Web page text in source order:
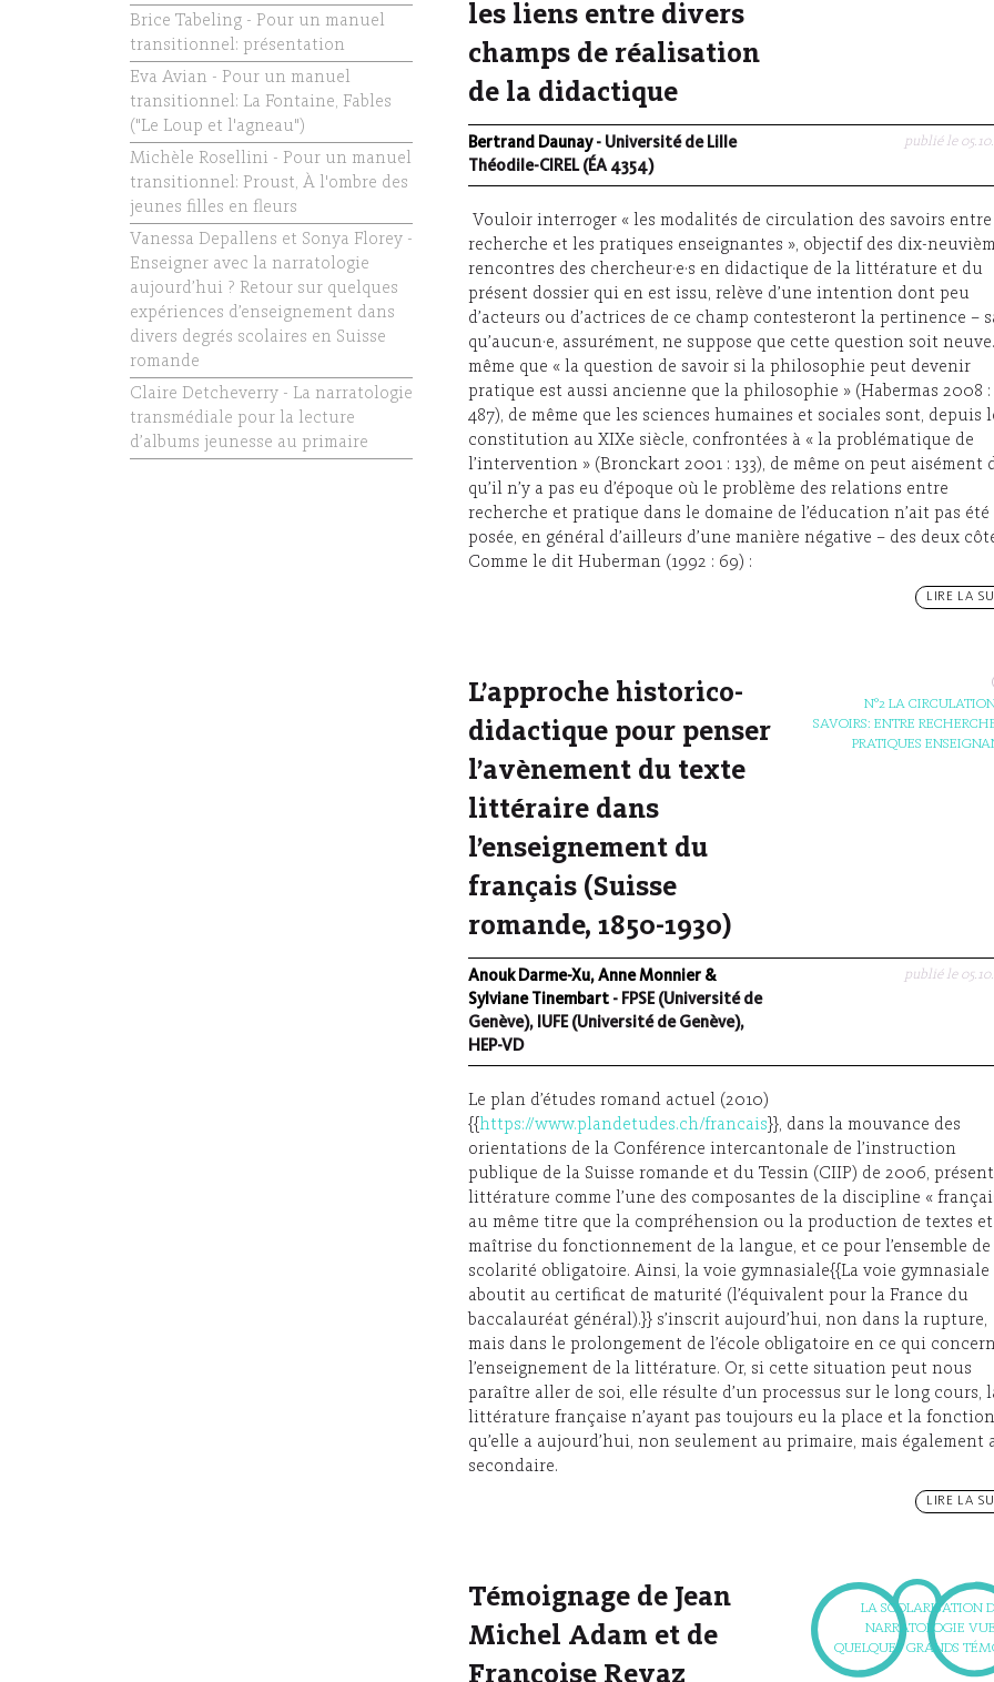
Brice Tabeling - Pour un manuel
transitionnel: présentation
Eva Avian - Pour un manuel
transitionnel: La Fontaine, Fables
("Le Loup et l'agneau")
Michèle Rosellini - Pour un manuel
transitionnel: Proust, À l'ombre des
jeunes filles en fleurs
Vanessa Depallens et Sonya Florey -
Enseigner avec la narratologie
aujourd’hui ? Retour sur quelques
expériences d’enseignement dans
divers degrés scolaires en Suisse
romande
Claire Detcheverry - La narratologie
transmédiale pour la lecture
d’albums jeunesse au primaire
les liens entre divers
champs de réalisation
de la didactique
Bertrand Daunay- Université de Lille
Théodile-CIREL (ÉA 4354)
publié le
Vouloir interroger « les modalités de circulation des savoirs
recherche et les pratiques enseignantes », objectif des dix-
rencontres des chercheur·e·s en didactique de la littérature et du
présent dossier qui en est issu, relève d’une intention dont peu
d’acteurs ou d’actrices de ce champ contesteront la pertinence –
qu’aucun·e, assurément, ne suppose que cette question soit
même que « la question de savoir si la philosophie peut devenir
pratique est aussi ancienne que la philosophie » (Habermas 2008 :
487), de même que les sciences humaines et sociales sont, depuis
constitution au XIXe siècle, confrontées à « la problématique de
l’intervention » (Bronckart 2001 : 133), de même on peut aisément
qu’il n’y a pas eu d’époque où le problème des relations entre
recherche et pratique dans le domaine de l’éducation n’ait pas été
posée, en général d’ailleurs d’une manière négative – des deux
Comme le dit Huberman (1992 : 69) :
LIRE LA
L’approche historico-
didactique pour penser
l’avènement du texte
littéraire dans
l’enseignement du
français (Suisse
romande, 1850-1930)
N°2 LA
SAVOIRS: ENTRE
PRATIQUES
Anouk Darme-Xu, Anne Monnier &
Sylviane Tinembart - FPSE (Université de
Genève), IUFE (Université de Genève),
HEP-VD
publié le
Le plan d’études romand actuel (2010)
{{https://www.plandetudes.ch/francais}}, dans la mouvance des
orientations de la Conférence intercantonale de l’instruction
publique de la Suisse romande et du Tessin (CIIP) de 2006,
littérature comme l’une des composantes de la discipline «
au même titre que la compréhension ou la production de textes
maîtrise du fonctionnement de la langue, et ce pour l’ensemble de
scolarité obligatoire. Ainsi, la voie gymnasiale{{La voie gymnasiale
aboutit au certificat de maturité (l’équivalent pour la France du
baccalauréat général).}} s’inscrit aujourd’hui, non dans la rupture,
mais dans le prolongement de l’école obligatoire en ce qui
l’enseignement de la littérature. Or, si cette situation peut nous
paraître aller de soi, elle résulte d’un processus sur le long cours,
littérature française n’ayant pas toujours eu la place et la fonction
qu’elle a aujourd’hui, non seulement au primaire, mais également
secondaire.
LIRE LA
Témoignage de Jean
Michel Adam et de
Françoise Revaz
LA SCOLARISATION
NARRATOLOGIE
QUELQUES GRANDS